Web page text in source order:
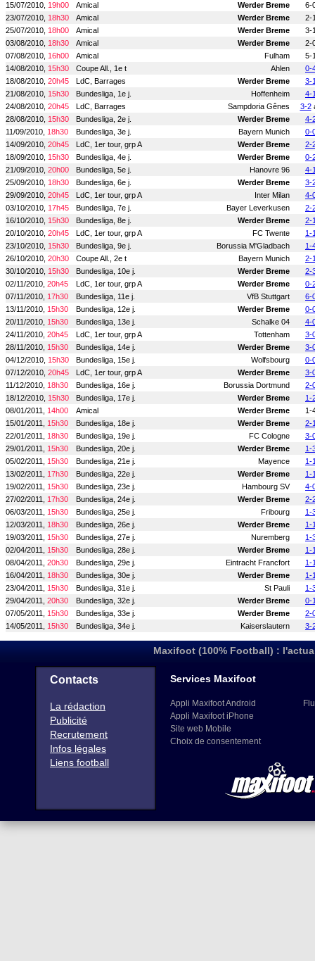
15/07/2010, 19h00 Amical Werder Breme
6-
23/07/2010, 18h30 Amical Werder Breme
2-
25/07/2010, 18h00 Amical Werder Breme
3-
03/08/2010, 18h30 Amical Werder Breme
2-
07/08/2010, 16h00 Amical Fulham
5-
14/08/2010, 15h30 Coupe All., 1e t Ahlen
0-
18/08/2010, 20h45 LdC, Barrages Werder Breme
3-
21/08/2010, 15h30 Bundesliga, 1e j. Hoffenheim
4-
24/08/2010, 20h45 LdC, Barrages Sampdoria Gênes 3-2
28/08/2010, 15h30 Bundesliga, 2e j. Werder Breme
4-
11/09/2010, 18h30 Bundesliga, 3e j. Bayern Munich
0-
14/09/2010, 20h45 LdC, 1er tour, grp A Werder Breme
2-
18/09/2010, 15h30 Bundesliga, 4e j. Werder Breme
0-
21/09/2010, 20h00 Bundesliga, 5e j. Hanovre 96
4-
25/09/2010, 18h30 Bundesliga, 6e j. Werder Breme
3-
29/09/2010, 20h45 LdC, 1er tour, grp A Inter Milan
4-
03/10/2010, 17h45 Bundesliga, 7e j. Bayer Leverkusen
2-
16/10/2010, 15h30 Bundesliga, 8e j. Werder Breme
2-
20/10/2010, 20h45 LdC, 1er tour, grp A FC Twente
1-
23/10/2010, 15h30 Bundesliga, 9e j. Borussia M'Gladbach
1-
26/10/2010, 20h30 Coupe All., 2e t Bayern Munich
2-
30/10/2010, 15h30 Bundesliga, 10e j. Werder Breme
2-
02/11/2010, 20h45 LdC, 1er tour, grp A Werder Breme
0-
07/11/2010, 17h30 Bundesliga, 11e j. VfB Stuttgart
6-
13/11/2010, 15h30 Bundesliga, 12e j. Werder Breme
0-
20/11/2010, 15h30 Bundesliga, 13e j. Schalke 04
4-
24/11/2010, 20h45 LdC, 1er tour, grp A Tottenham
3-
28/11/2010, 15h30 Bundesliga, 14e j. Werder Breme
3-
04/12/2010, 15h30 Bundesliga, 15e j. Wolfsbourg
0-
07/12/2010, 20h45 LdC, 1er tour, grp A Werder Breme
3-
11/12/2010, 18h30 Bundesliga, 16e j. Borussia Dortmund
2-
18/12/2010, 15h30 Bundesliga, 17e j. Werder Breme
1-
08/01/2011, 14h00 Amical Werder Breme
1-
15/01/2011, 15h30 Bundesliga, 18e j. Werder Breme
2-
22/01/2011, 18h30 Bundesliga, 19e j. FC Cologne
3-
29/01/2011, 15h30 Bundesliga, 20e j. Werder Breme
1-
05/02/2011, 15h30 Bundesliga, 21e j. Mayence
1-
13/02/2011, 17h30 Bundesliga, 22e j. Werder Breme
1-
19/02/2011, 15h30 Bundesliga, 23e j. Hambourg SV
4-
27/02/2011, 17h30 Bundesliga, 24e j. Werder Breme
2-
06/03/2011, 15h30 Bundesliga, 25e j. Fribourg
1-
12/03/2011, 18h30 Bundesliga, 26e j. Werder Breme
1-
19/03/2011, 15h30 Bundesliga, 27e j. Nuremberg
1-
02/04/2011, 15h30 Bundesliga, 28e j. Werder Breme
1-
08/04/2011, 20h30 Bundesliga, 29e j. Eintracht Francfort
1-
16/04/2011, 18h30 Bundesliga, 30e j. Werder Breme
1-
23/04/2011, 15h30 Bundesliga, 31e j. St Pauli
1-
29/04/2011, 20h30 Bundesliga, 32e j. Werder Breme
0-
07/05/2011, 15h30 Bundesliga, 33e j. Werder Breme
2-
14/05/2011, 15h30 Bundesliga, 34e j. Kaiserslautern 3-
Maxifoot (100% Football) :
Contacts
La rédaction
Publicité
Recrutement
Infos légales
Liens football
Services Maxifoot
Appli Maxifoot Android
Appli Maxifoot iPhone
Site web Mobile
Choix de consentement